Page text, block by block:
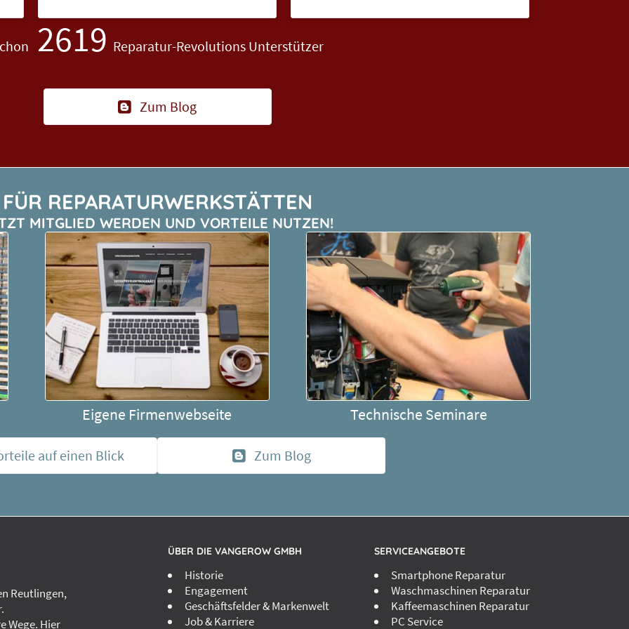
2619 Reparatur-Revolutions Unterstützer
Zum Blog
FÜR REPARATUR­WERKSTÄTTEN
MITGLIED WERDEN UND VORTEILE NUTZEN!
Eigene Firmenwebseite Technische Seminare
auf einen Blick Zum Blog
Reutlingen,
Wege. Hier
ÜBER DIE VANGEROW GMBH
Historie
Engagement
Geschäftsfelder & Markenwelt
Job & Karriere
SERVICEANGEBOTE
Smartphone Reparatur
Waschmaschinen Reparatur
Kaffeemaschinen Reparatur
PC Service